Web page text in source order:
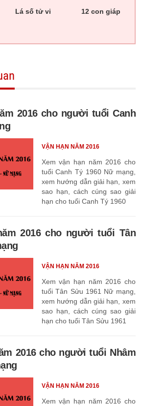
Lá số tử vi 12 con giáp
2016 cho người tuổi Canh
Xem vận hạn năm 2016 cho
tuổi Canh Tý 1960 Nữ mạng,
xem hướng dẫn giải hạn, xem
sao hạn, cách cúng sao giải
hạn cho tuổi Canh Tý 1960
VẬN HẠN NĂM 2016
2016 cho người tuổi Tân
Xem vận hạn năm 2016 cho
tuổi Tân Sửu 1961 Nữ mạng,
xem hướng dẫn giải hạn, xem
sao hạn, cách cúng sao giải
hạn cho tuổi Tân Sửu 1961
VẬN HẠN NĂM 2016
2016 cho người tuổi Nhâm
Xem vận hạn năm 2016 cho
VẬN HẠN NĂM 2016